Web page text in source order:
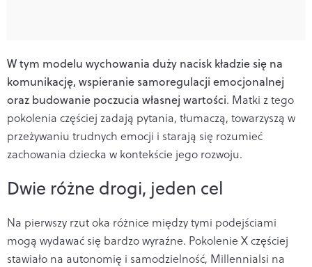
W tym modelu wychowania duży nacisk kładzie się na
komunikację, wspieranie samoregulacji emocjonalnej
oraz budowanie poczucia własnej wartości. Matki z tego
pokolenia częściej zadają pytania, tłumaczą, towarzyszą w
przeżywaniu trudnych emocji i starają się rozumieć
zachowania dziecka w kontekście jego rozwoju.
Dwie różne drogi, jeden cel
Na pierwszy rzut oka różnice między tymi podejściami
mogą wydawać się bardzo wyraźne. Pokolenie X częściej
stawiało na autonomię i samodzielność, Millennialsi na